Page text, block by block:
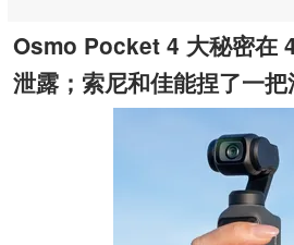
Osmo Pocket 4 大秘密在
泄露；索尼和佳能捏了一把